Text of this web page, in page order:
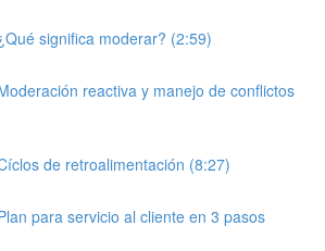
significa moderar? (2:59)
reactiva y manejo de conflictos
de retroalimentación (8:27)
para servicio al cliente en 3 pasos